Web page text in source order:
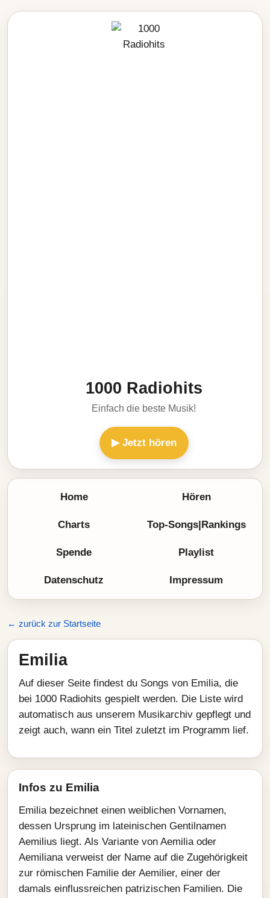
1000 Radiohits
Einfach die beste Musik!
▶ Jetzt hören
Home Hören
Charts Top-Songs|Rankings
Spende Playlist
Datenschutz Impressum
← zurück zur Startseite
Emilia
Auf dieser Seite findest du Songs von Emilia, die
bei 1000 Radiohits gespielt werden. Die Liste wird
automatisch aus unserem Musikarchiv gepflegt und
zeigt auch, wann ein Titel zuletzt im Programm lief.
Infos zu Emilia
Emilia bezeichnet einen weiblichen Vornamen,
dessen Ursprung im lateinischen Gentilnamen
Aemilius liegt. Als Variante von Aemilia oder
Aemiliana verweist der Name auf die Zugehörigkeit
zur römischen Familie der Aemilier, einer der
damals einflussreichen patrizischen Familien. Die